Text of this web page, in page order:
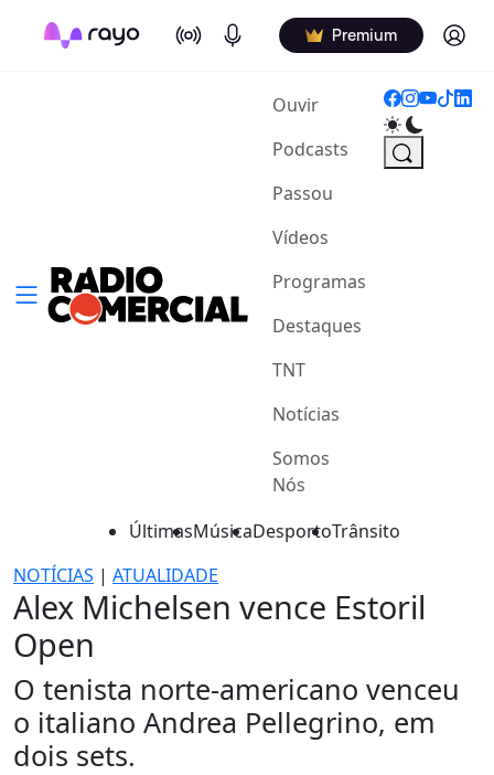
On Air Podcasts Premium Log in
Ouvir(current)
Podcasts
Passou
Vídeos
Programas
Destaques
TNT
Notícias
Somos
Nós
ÚltimasMúsicaDesportoTrânsito
NOTÍCIAS | ATUALIDADE
Alex Michelsen vence Estoril
Open
O tenista norte-americano venceu
o italiano Andrea Pellegrino, em
dois sets.